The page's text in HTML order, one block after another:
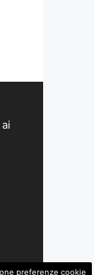
preferenze cookie